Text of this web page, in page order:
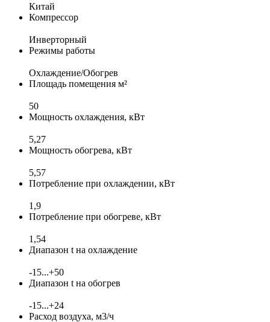
Китай
Компрессор
Инверторный
Режимы работы
Охлаждение/Обогрев
Площадь помещения м²
50
Мощность охлаждения, кВт
5,27
Мощность обогрева, кВт
5,57
Потребление при охлаждении, кВт
1,9
Потребление при обогреве, кВт
1,54
Диапазон t на охлаждение
-15...+50
Диапазон t на обогрев
-15...+24
Расход воздуха, м3/ч